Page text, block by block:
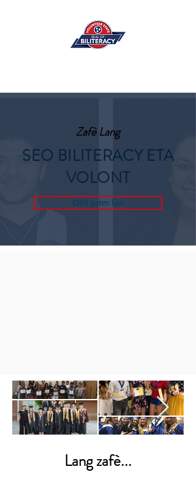
Zafè Lang
SEO BILITERACY ETA
VOLONT
Ofri prim lan
Lang zafè...